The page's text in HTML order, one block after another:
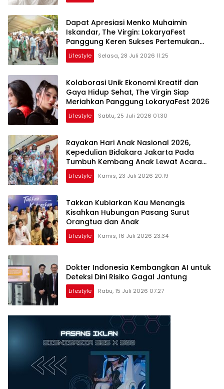
Dapat Apresiasi Menko Muhaimin
Iskandar, The Virgin: LokaryaFest
Panggung Keren Sukses Pertemukan
Kolaborasi Apik
Lifestyle Selasa, 28 Juli 2026 11:25
Kolaborasi Unik Ekonomi Kreatif dan
Gaya Hidup Sehat, The Virgin Siap
Meriahkan Panggung LokaryaFest 2026
Lifestyle Sabtu, 25 Juli 2026 01:30
Rayakan Hari Anak Nasional 2026,
Kepedulian Bidakara Jakarta Pada
Tumbuh Kembang Anak Lewat Acara
Where Hope Begins
Lifestyle Kamis, 23 Juli 2026 20:19
Takkan Kubiarkan Kau Menangis
Kisahkan Hubungan Pasang Surut
Orangtua dan Anak
Lifestyle Kamis, 16 Juli 2026 23:34
Dokter Indonesia Kembangkan AI untuk
Deteksi Dini Risiko Gagal Jantung
Lifestyle Rabu, 15 Juli 2026 07:27